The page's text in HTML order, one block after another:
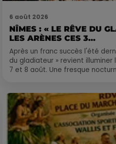
6 août 2026
NÎMES : « LE RÊVE DU
LES ARÈNES CES 3...
Après un franc succès l'été
du gladiateur » revient
7 et 8 août. Une fresque